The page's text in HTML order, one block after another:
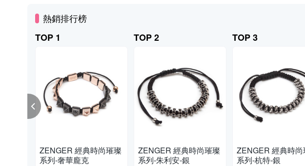
熱銷排行榜
TOP 1
ZENGER 經典時尚璀璨
系列-奢華龐克
TOP 2
ZENGER 經典時尚璀璨
系列-朱利安-銀
TOP 3
ZENGER 經典時尚璀璨
系列-杭特-銀